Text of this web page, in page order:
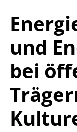
Magazin
und
bei